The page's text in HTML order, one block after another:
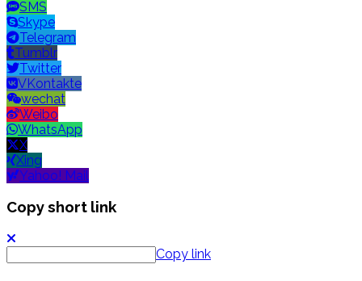
SMS
Skype
Telegram
Tumblr
Twitter
VKontakte
wechat
Weibo
WhatsApp
X
Xing
Yahoo! Mail
Copy short link
Copy link